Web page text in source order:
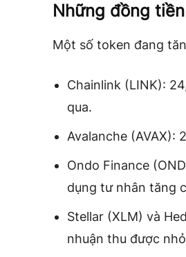
Những đồng
Một số token đang
Chainlink (LINK):
qua.
Avalanche (AVAX):
Ondo Finance
dụng tư nhân tăng
Stellar (XLM) và
nhuận thu được